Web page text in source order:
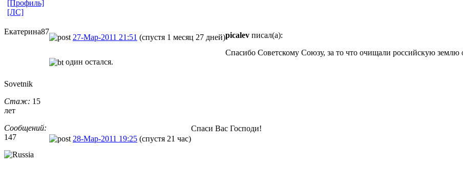
[Профиль]
[ЛС]
Екатерина87
27-Мар-2011 21:51 (спустя 1 месяц 27 дней)picalev писал(а):
Спасибо Советскому Союзу, за то что очищали российскую
один остался.
Sovetnik
Стаж: 15
лет
Сообщений:
147
28-Мар-2011 19:25 (спустя 21 час)
Спаси Вас Господи!